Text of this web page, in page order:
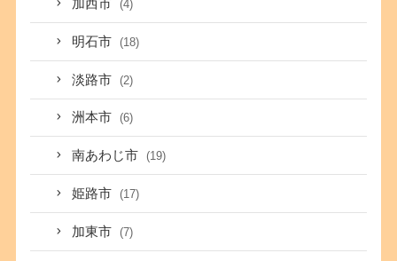
加西市 (4)
明石市 (18)
淡路市 (2)
洲本市 (6)
南あわじ市 (19)
姫路市 (17)
加東市 (7)